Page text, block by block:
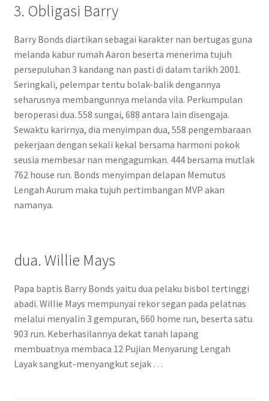
3. Obligasi Barry
Barry Bonds diartikan sebagai karakter nan bertugas guna
melanda kabur rumah Aaron beserta menerima tujuh
persepuluhan 3 kandang nan pasti di dalam tarikh 2001.
Seringkali, pelempar tentu bolak-balik dengannya
seharusnya membangunnya melanda vila. Perkumpulan
beroperasi dua. 558 sungai, 688 antara lain disengaja.
Sewaktu karirnya, dia menyimpan dua, 558 pengembaraan
pekerjaan dengan sekali kekal bersama harmoni pokok
seusia membesar nan mengagumkan. 444 bersama mutlak
762 house run. Bonds menyimpan delapan Memutus
Lengah Aurum maka tujuh pertimbangan MVP akan
namanya.
dua. Willie Mays
Papa baptis Barry Bonds yaitu dua pelaku bisbol tertinggi
abadi. Willie Mays mempunyai rekor segan pada pelatnas
melalui menyalin 3 gempuran, 660 home run, beserta satu.
903 run. Keberhasilannya dekat tanah lapang
membuatnya membaca 12 Pujian Menyarung Lengah
Layak sangkut-menyangkut sejak …